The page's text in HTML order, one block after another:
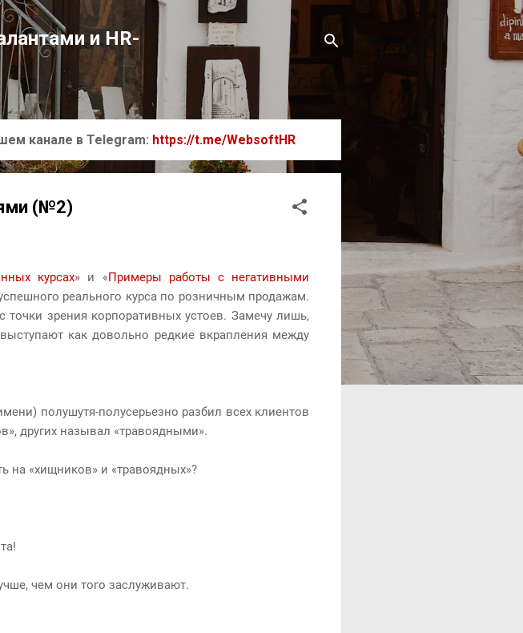
и HR-
канале в Telegram: https://t.me/WebsoftHR
(№2)
курсах» и «Примеры работы с негативными
реального курса по розничным продажам.
зрения корпоративных устоев. Замечу лишь,
как довольно редкие вкрапления между
полушутя-полусерьезно разбил всех клиентов
других называл «травоядными».
на «хищников» и «травоядных»?
чем они того заслуживают.